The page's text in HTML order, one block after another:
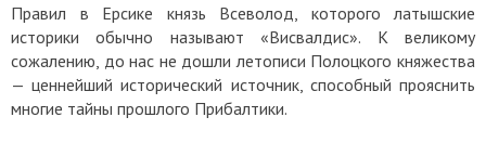
Правил в Ерсике князь Всеволод, которого латышские
историки обычно называют «Висвалдис». К великому
сожалению, до нас не дошли летописи Полоцкого княжества
— ценнейший исторический источник, способный прояснить
многие тайны прошлого Прибалтики.